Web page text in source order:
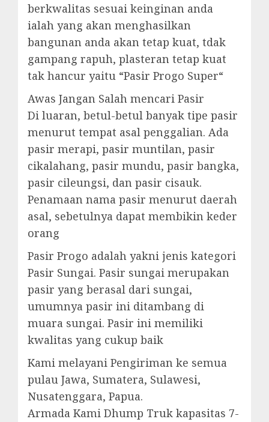
berkwalitas sesuai keinginan anda
ialah yang akan menghasilkan
bangunan anda akan tetap kuat, tdak
gampang rapuh, plasteran tetap kuat
tak hancur yaitu “Pasir Progo Super“
Awas Jangan Salah mencari Pasir
Di luaran, betul-betul banyak tipe pasir
menurut tempat asal penggalian. Ada
pasir merapi, pasir muntilan, pasir
cikalahang, pasir mundu, pasir bangka,
pasir cileungsi, dan pasir cisauk.
Penamaan nama pasir menurut daerah
asal, sebetulnya dapat membikin keder
orang
Pasir Progo adalah yakni jenis kategori
Pasir Sungai. Pasir sungai merupakan
pasir yang berasal dari sungai,
umumnya pasir ini ditambang di
muara sungai. Pasir ini memiliki
kwalitas yang cukup baik
Kami melayani Pengiriman ke semua
pulau Jawa, Sumatera, Sulawesi,
Nusatenggara, Papua.
Armada Kami Dhump Truk kapasitas 7-